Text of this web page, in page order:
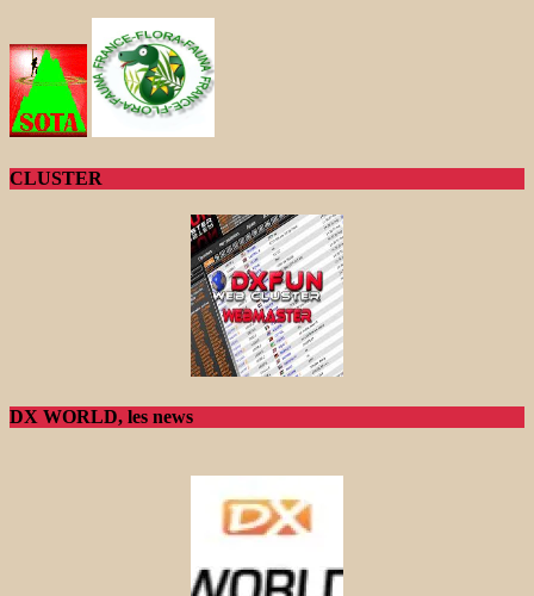
CLUSTER
DX WORLD, les news